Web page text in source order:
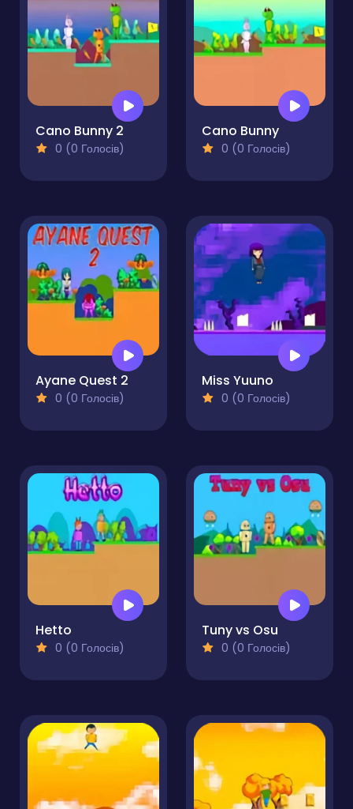
Cano Bunny 2
0 (0 Голосів)
Cano Bunny
0 (0 Голосів)
Ayane Quest 2
0 (0 Голосів)
Miss Yuuno
0 (0 Голосів)
Hetto
0 (0 Голосів)
Tuny vs Osu
0 (0 Голосів)